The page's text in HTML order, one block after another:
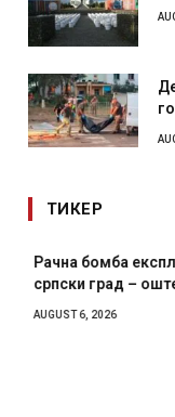
ТИКЕР
Рачна бомба
српски град –
AUGUST 6, 2026